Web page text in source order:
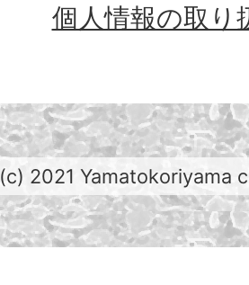
個人情報の取り
2021 Yamatokoriyama